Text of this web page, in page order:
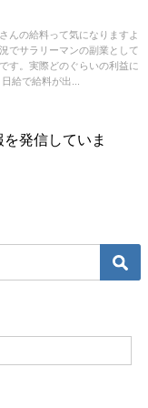
んの給料って気になりますよ
でサラリーマンの副業として
す。実際どのぐらいの利益に
給で給料が出...
発信していま